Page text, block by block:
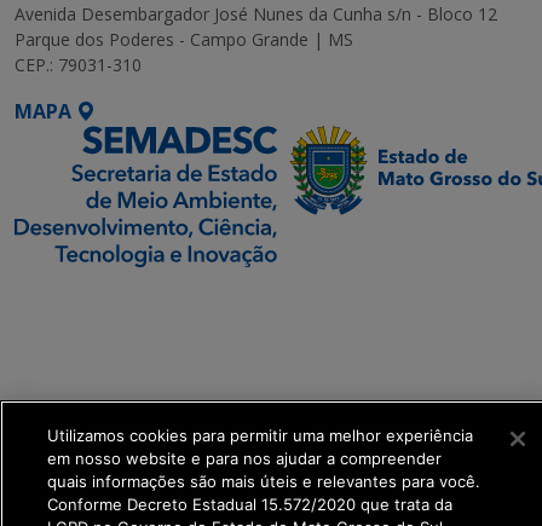
Avenida Desembargador José Nunes da Cunha s/n - Bloco 12
Parque dos Poderes - Campo Grande | MS
CEP.: 79031-310
MAPA
Utilizamos cookies para permitir uma melhor experiência
em nosso website e para nos ajudar a compreender
quais informações são mais úteis e relevantes para você.
Conforme Decreto Estadual 15.572/2020 que trata da